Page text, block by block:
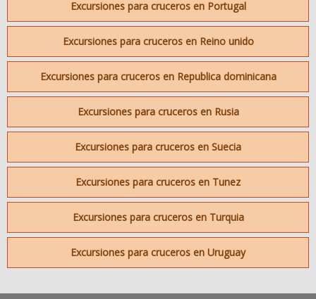
Excursiones para cruceros en Portugal
Excursiones para cruceros en Reino unido
Excursiones para cruceros en Republica dominicana
Excursiones para cruceros en Rusia
Excursiones para cruceros en Suecia
Excursiones para cruceros en Tunez
Excursiones para cruceros en Turquia
Excursiones para cruceros en Uruguay